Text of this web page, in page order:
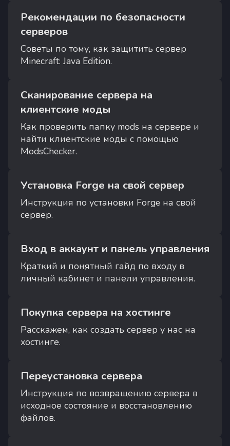
Рекомендации по безопасности
серверов
Cоветы по тому, как защитить сервер
Minecraft: Java Edition.
Сканирование сервера на
клиентские моды
Как проверить папку mods на сервере и
найти клиентские моды с помощью
ModsChecker.
Установка Forge на свой сервер
Инструкция по установки Forge на свой
сервер.
Вход в аккаунт и панель управления
Краткий и понятный гайд по входу в
личный кабинет и панели управления.
Покупка сервера на хостинге
Расскажем, как создать сервер у нас на
хостинге.
Переустановка сервера
Инструкция по возвращению сервера в
исходное состояние и восстановлению
файлов.